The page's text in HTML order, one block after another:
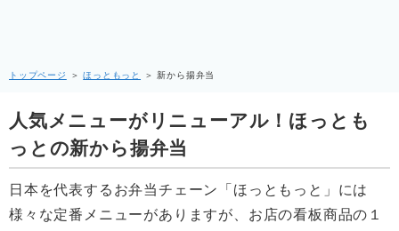
トップページ ＞ほっともっと ＞新から揚弁当
人気メニューがリニューアル！ほっとも
っとの新から揚弁当
日本を代表するお弁当チェーン「ほっともっと」には
様々な定番メニューがありますが、お店の看板商品の１